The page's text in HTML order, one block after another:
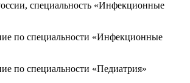
специальность «Инфекционные
по специальности «Инфекционные
по специальности «Педиатрия»